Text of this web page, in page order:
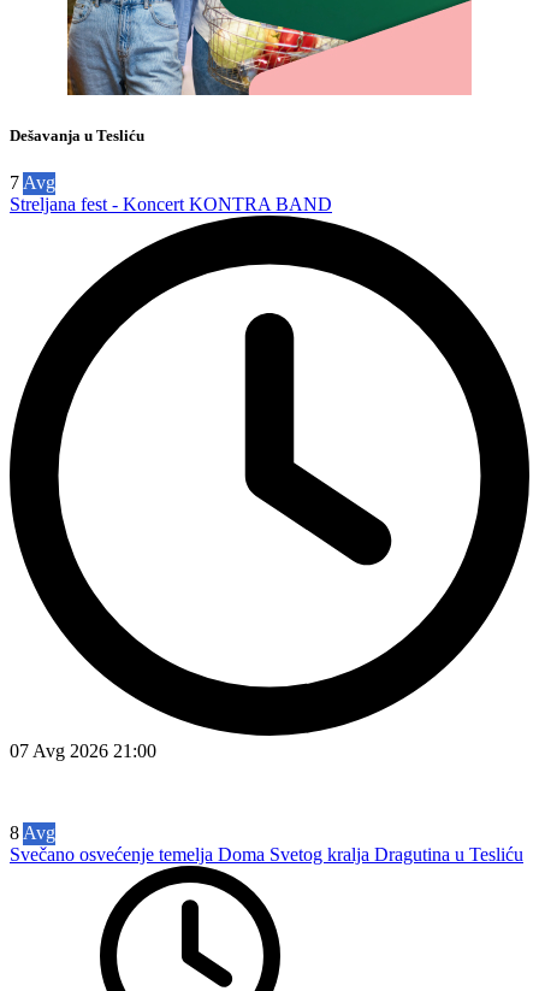
Dešavanja u Tesliću
7 Avg
Streljana fest - Koncert KONTRA BAND
07 Avg 2026 21:00
8 Avg
Svečano osvećenje temelja Doma Svetog kralja Dragutina u Tesliću